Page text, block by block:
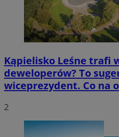
Kąpielisko Leśne trafi
deweloperów? To
wiceprezydent. Co na
2